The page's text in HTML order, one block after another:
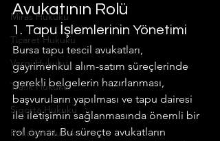
Miras Hukuku
Ticaret Hukuku
Vergi Hukuku
Trafik Hukuku
Sigorta Hukuku
Rekabet Hukuku
Avukatının Rolü
1. Tapu İşlemlerinin Yönetimi
Bursa tapu tescil avukatları,
gayrimenkul alım-satım süreçlerinde
gerekli belgelerin hazırlanması,
başvuruların yapılması ve tapu dairesi
ile iletişimin sağlanmasında önemli bir
rol oynar. Bu süreçte avukatların